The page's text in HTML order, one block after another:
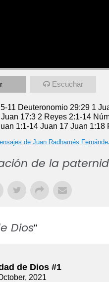
Escuchar
11 Deuteronomio 29:29 1
17:3 2 Reyes 2:1-14
1:1-14 Juan 17 Juan 1:18
de Juan Radhamés
de la
Dios"
de Dios #1
2021